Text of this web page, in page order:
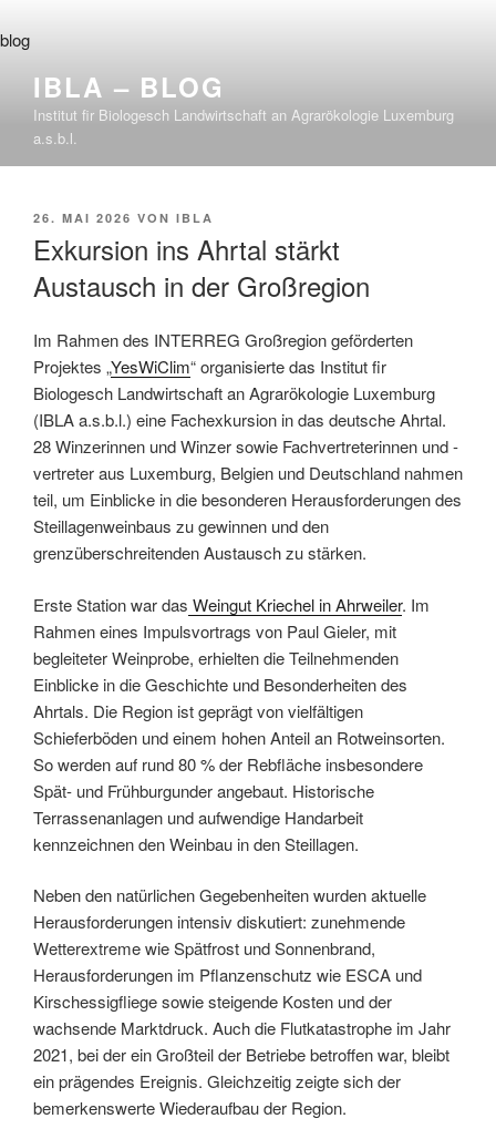
Inhalt
blog
IBLA – BLOG
Institut fir Biologesch Landwirtschaft an Agrarökologie Luxemburg
a.s.b.l.
VERÖFFENTLICHT
26. MAI 2026 VON IBLA
Exkursion ins Ahrtal stärkt
Austausch in der Großregion
Im Rahmen des INTERREG Großregion geförderten
Projektes „YesWiClim“ organisierte das Institut fir
Biologesch Landwirtschaft an Agrarökologie Luxemburg
(IBLA a.s.b.l.) eine Fachexkursion in das deutsche Ahrtal.
28 Winzerinnen und Winzer sowie Fachvertreterinnen und -
vertreter aus Luxemburg, Belgien und Deutschland nahmen
teil, um Einblicke in die besonderen Herausforderungen des
Steillagenweinbaus zu gewinnen und den
grenzüberschreitenden Austausch zu stärken.
Erste Station war das Weingut Kriechel in Ahrweiler. Im
Rahmen eines Impulsvortrags von Paul Gieler, mit
begleiteter Weinprobe, erhielten die Teilnehmenden
Einblicke in die Geschichte und Besonderheiten des
Ahrtals. Die Region ist geprägt von vielfältigen
Schieferböden und einem hohen Anteil an Rotweinsorten.
So werden auf rund 80 % der Rebfläche insbesondere
Spät- und Frühburgunder angebaut. Historische
Terrassenanlagen und aufwendige Handarbeit
kennzeichnen den Weinbau in den Steillagen.
Neben den natürlichen Gegebenheiten wurden aktuelle
Herausforderungen intensiv diskutiert: zunehmende
Wetterextreme wie Spätfrost und Sonnenbrand,
Herausforderungen im Pflanzenschutz wie ESCA und
Kirschessigfliege sowie steigende Kosten und der
wachsende Marktdruck. Auch die Flutkatastrophe im Jahr
2021, bei der ein Großteil der Betriebe betroffen war, bleibt
ein prägendes Ereignis. Gleichzeitig zeigte sich der
bemerkenswerte Wiederaufbau der Region.